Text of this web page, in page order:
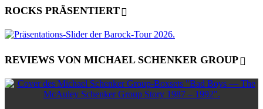
ROCKS PRÄSENTIERT
REVIEWS VON MICHAEL SCHENKER GROUP